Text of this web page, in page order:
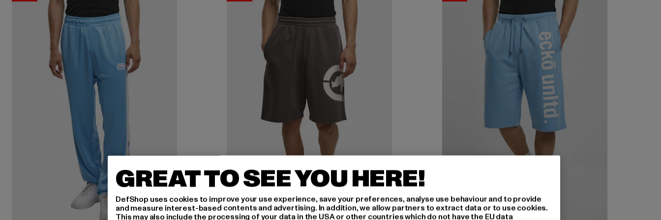
GREAT TO SEE YOU HERE!
DefShop uses cookies to improve your use experience, save your preferences, analyse use behaviour and to provide
and measure interest-based contents and advertising. In addition, we allow partners to extract data or to use cookies.
This may also include the processing of your data in the USA or other countries which do not have the EU data